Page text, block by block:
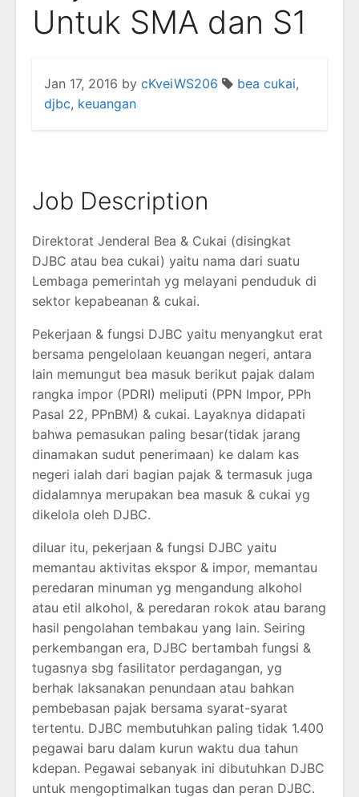
Untuk SMA dan S1
Jan 17, 2016 by cKveiWS206 bea cukai,
djbc, keuangan
Job Description
Direktorat Jenderal Bea & Cukai (disingkat
DJBC atau bea cukai) yaitu nama dari suatu
Lembaga pemerintah yg melayani penduduk di
sektor kepabeanan & cukai.
Pekerjaan & fungsi DJBC yaitu menyangkut erat
bersama pengelolaan keuangan negeri, antara
lain memungut bea masuk berikut pajak dalam
rangka impor (PDRI) meliputi (PPN Impor, PPh
Pasal 22, PPnBM) & cukai. Layaknya didapati
bahwa pemasukan paling besar(tidak jarang
dinamakan sudut penerimaan) ke dalam kas
negeri ialah dari bagian pajak & termasuk juga
didalamnya merupakan bea masuk & cukai yg
dikelola oleh DJBC.
diluar itu, pekerjaan & fungsi DJBC yaitu
memantau aktivitas ekspor & impor, memantau
peredaran minuman yg mengandung alkohol
atau etil alkohol, & peredaran rokok atau barang
hasil pengolahan tembakau yang lain. Seiring
perkembangan era, DJBC bertambah fungsi &
tugasnya sbg fasilitator perdagangan, yg
berhak laksanakan penundaan atau bahkan
pembebasan pajak bersama syarat-syarat
tertentu. DJBC membutuhkan paling tidak 1.400
pegawai baru dalam kurun waktu dua tahun
kdepan. Pegawai sebanyak ini dibutuhkan DJBC
untuk mengoptimalkan tugas dan peran DJBC.